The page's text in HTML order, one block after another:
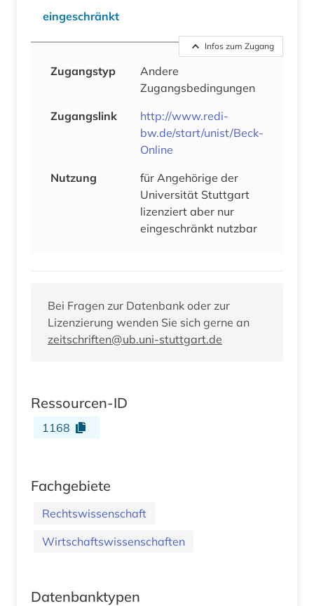
eingeschränkt
Infos zum Zugang
Zugangstyp
Andere
Zugangsbedingungen
Zugangslink
http://www.redi-
bw.de/start/unist/Beck-
Online
Nutzung
für Angehörige der
Universität Stuttgart
lizenziert aber nur
eingeschränkt nutzbar
Bei Fragen zur Datenbank oder zur
Lizenzierung wenden Sie sich gerne an
zeitschriften@ub.uni-stuttgart.de
Ressourcen-ID
1168
Fachgebiete
Rechtswissenschaft
Wirtschaftswissenschaften
Datenbanktypen